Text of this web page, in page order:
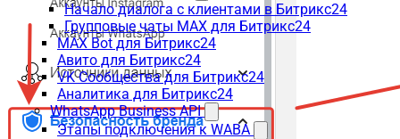
Начало диалога с клиентами в Битрикс24
Групповые чаты MAX для Битрикс24
MAX Bot для Битрикс24
Авито для Битрикс24
VK Сообщества для Битрикс24
Аналитика для Битрикс24
WhatsApp Business API
Этапы подключения к WABA